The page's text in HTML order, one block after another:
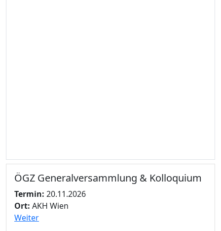
ÖGZ Generalversammlung & Kolloquium
Termin: 20.11.2026
Ort: AKH Wien
Weiter